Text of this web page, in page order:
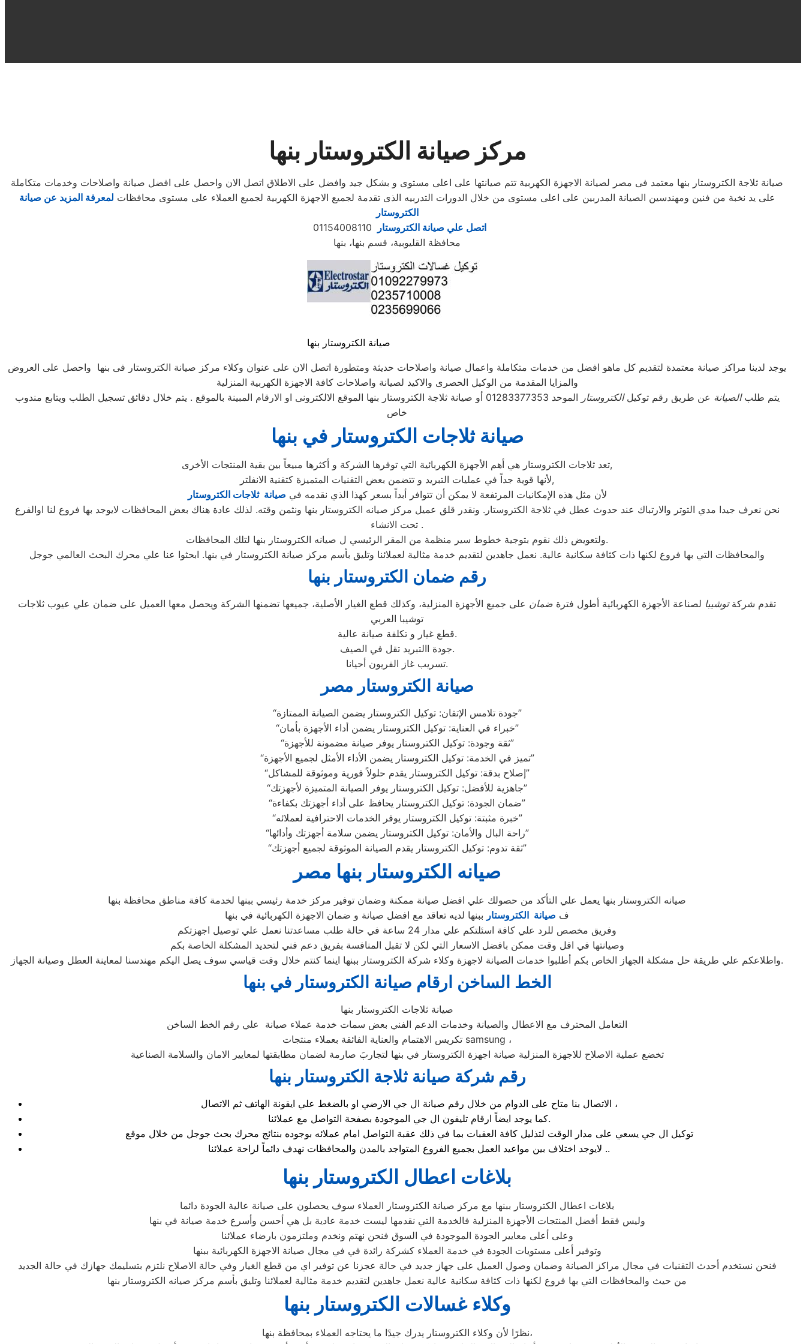
مركز صيانة الكتروستار بنها
صيانة ثلاجة الكتروستار بنها معتمد فى مصر لصيانة الاجهزة الكهربية تتم صيانتها على اعلى مستوى و بشكل جيد وافضل على الاطلاق اتصل الان واحصل على افضل صيانة واصلاحات وخدمات متكاملة
على يد نخبة من فنين ومهندسين الصيانة المدربين على اعلى مستوى من خلال الدورات التدربيه الذى تقدمة لجميع الاجهزة الكهربية لجميع العملاء على مستوى محافظات لمعرفة المزيد عن صيانة
الكتروستار
اتصل علي صيانة الكتروستار
محافظة القليوبية، قسم بنها، بنها
صيانة الكتروستار بنها
يوجد لدينا مراكز صيانة معتمدة لتقديم كل ماهو افضل من خدمات متكاملة واعمال صيانة واصلاحات حديثة ومتطورة اتصل الان على عنوان وكلاء مركز صيانة الكتروستار فى بنها واحصل على العروض
والمزايا المقدمة من الوكيل الحصرى والاكيد لصيانة واصلاحات كافة الاجهزة الكهربية المنزلية
يتم طلبالصيانة عن طريق رقم توكيلالكتروستار
الموحد 01283377353 أو صيانة ثلاجة الكتروستار بنها الموقع الالكترونى او الارقام المبينة بالموقع . يتم خلال دقائق تسجيل الطلب ويتابع مندوب
خاص
صيانة ثلاجات الكتروستار في بنها
تعد ثلاجات الكتروستار هي أهم الأجهزة الكهربائية التي توفرها الشركة و أكثرها مبيعاً بين بقية المنتجات الأخرى,
لأنها قوية جداً في عمليات التبريد و تتضمن بعض التقنيات المتميزة كتقنية الانفلتر,
لأن مثل هذه الإمكانيات المرتفعة لا يمكن أن تتوافر أبداً بسعر كهذا الذي نقدمه في صيانة ثلاجات الكتروستار
نحن نعرف جيدا مدي التوتر والارتباك عند حدوث عطل في ثلاجة الكتروستار. ونقدر قلق عميل مركز صيانه الكتروستار بنها ونثمن وقته. لذلك عادة هناك بعض المحافظات لايوجد بها فروع لنا اوالفرع
تحت الانشاء .
ولتعويض ذلك نقوم بتوجية خطوط سير منظمة من المقر الرئيسي ل صيانه الكتروستار بنها لتلك المحافظات.
والمحافظات التي بها فروع لكنها ذات كثافة سكانية عالية. نعمل جاهدين لتقديم خدمة مثالية لعملائنا وتليق بأسم مركز صيانة الكتروستار في بنها. ابحثوا عنا علي محرك البحث العالمي جوجل
رقم ضمان الكتروستار بنها
تقدم شركةتوشيبا لصناعة الأجهزة الكهربائية أطول فترة ضمان على جميع الأجهزة المنزلية، وكذلك قطع الغيار الأصلية، جميعها تضمنها الشركة ويحصل معها العميل على ضمان علي عيوب ثلاجات
توشيبا العربي
قطع غيار و تكلفة صيانة عالية.
جودة االتبريد تقل في الصيف.
تسريب غاز الفريون أحيانا.
صيانة الكتروستار مصر
“جودة تلامس الإتقان: توكيل الكتروستار يضمن الصيانة الممتازة”
“خبراء في العناية: توكيل الكتروستار يضمن أداء الأجهزة بأمان”
“ثقة وجودة: توكيل الكتروستار يوفر صيانة مضمونة للأجهزة”
“تميز في الخدمة: توكيل الكتروستار يضمن الأداء الأمثل لجميع الأجهزة”
“إصلاح بدقة: توكيل الكتروستار يقدم حلولاً فورية وموثوقة للمشاكل”
“جاهزية للأفضل: توكيل الكتروستار يوفر الصيانة المتميزة لأجهزتك”
“ضمان الجودة: توكيل الكتروستار يحافظ على أداء أجهزتك بكفاءة”
“خبرة مثبتة: توكيل الكتروستار يوفر الخدمات الاحترافية لعملائه”
“راحة البال والأمان: توكيل الكتروستار يضمن سلامة أجهزتك وأدائها”
“ثقة تدوم: توكيل الكتروستار يقدم الصيانة الموثوقة لجميع أجهزتك”
صيانه الكتروستار بنها مصر
صيانه الكتروستار بنها يعمل علي التأكد من حصولك علي افضل صيانة ممكنة وضمان توفير مركز خدمة رئيسي ببنها لخدمة كافة مناطق محافظة بنها
ف صيانة الكتروستار ببنها لديه تعاقد مع افضل صيانة و ضمان الاجهزة الكهربائية في بنها
وفريق مخصص للرد علي كافة اسئلتكم علي مدار 24 ساعة في حالة طلب مساعدتنا نعمل علي توصيل اجهزتكم
وصيانتها في اقل وقت ممكن بافضل الاسعار التي لكن لا تقبل المنافسة بفريق دعم فني لتحديد المشكلة الخاصة بكم
واطلاعكم علي طريقة حل مشكلة الجهاز الخاص بكم أطلبوا خدمات الصيانة لاجهزة وكلاء شركة الكتروستار ببنها اينما كنتم خلال وقت قياسي سوف يصل اليكم مهندسنا لمعاينة العطل وصيانة الجهاز.
الخط الساخن ارقام صيانة الكتروستار في بنها
صيانة ثلاجات الكتروستار بنها
التعامل المحترف مع الاعطال والصيانة وخدمات الدعم الفني بعض سمات خدمة عملاء صيانة علي رقم الخط الساخن
تكريس الاهتمام والعناية الفائقة بعملاء منتجات samsung ،
تخضع عملية الاصلاح للاجهزة المنزلية صيانة اجهزة الكتروستار في بنها لتجاربَ صارمة لضمان مطابقتها لمعايير الامان والسلامة الصناعية
رقم شركة صيانة ثلاجة الكتروستار بنها
الاتصال بنا متاح على الدوام من خلال رقم صيانة ال جي الارضي او بالضغط علي ايقونة الهاتف ثم الاتصال ،
كما يوجد ايضاً ارقام تليفون ال جي الموجودة بصفحة التواصل مع عملائنا.
توكيل ال جي يسعي على مدار الوقت لتذليل كافة العقبات بما في ذلك عقبة التواصل امام عملائه بوجوده بنتائج محرك بحث جوجل من خلال موقع
لايوجد اختلاف بين مواعيد العمل بجميع الفروع المتواجد بالمدن والمحافظات نهدف دائماً لراحة عملائنا ..
بلاغات اعطال الكتروستار بنها
بلاغات اعطال الكتروستار ببنها مع مركز صيانة الكتروستار العملاء سوف يحصلون على صيانة عالية الجودة دائما
وليس فقط أفضل المنتجات الأجهزة المنزلية فالخدمة التي نقدمها ليست خدمة عادية بل هي أحسن وأسرع خدمة صيانة في بنها
وعلى أعلى معايير الجودة الموجودة في السوق فنحن نهتم ونخدم وملتزمون بارضاء عملائنا
وتوفير أعلى مستويات الجودة في خدمة العملاء كشركة رائدة في في مجال صيانة الاجهزة الكهربائية ببنها
فنحن نستخدم أحدث التقنيات في مجال مراكز الصيانة وضمان وصول العميل على جهاز جديد في حالة عجزنا عن توفير اي من قطع الغيار وفي حالة الاصلاح نلتزم بتسليمك جهازك في حالة الجديد
من حيث والمحافظات التي بها فروع لكنها ذات كثافة سكانية عالية نعمل جاهدين لتقديم خدمة مثالية لعملائنا وتليق بأسم مركز صيانه الكتروستار بنها
وكلاء غسالات الكتروستار بنها
نظرًا لأن وكلاء الكتروستار يدرك جيدًا ما يحتاجه العملاء بمحافظة بنها،